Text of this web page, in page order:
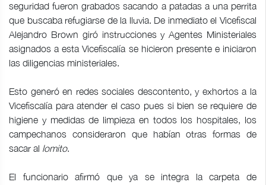
seguridad fueron grabados sacando a patadas a una perrita
que buscaba refugiarse de la lluvia. De inmediato el Vicefiscal
Alejandro Brown giró instrucciones y Agentes Ministeriales
asignados a esta Vicefiscalía se hicieron presente e iniciaron
las diligencias ministeriales.
Esto generó en redes sociales descontento, y exhortos a la
Vicefiscalía para atender el caso pues si bien se requiere de
higiene y medidas de limpieza en todos los hospitales, los
campechanos consideraron que habían otras formas de
sacar al lomito.
El funcionario afirmó que ya se integra la carpeta de